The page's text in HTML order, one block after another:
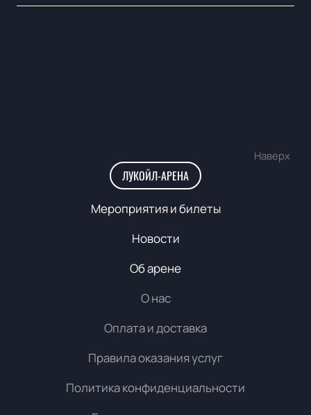
Наверх
ЛУКОЙЛ-АРЕНА
Мероприятия и билеты
Новости
Об арене
О нас
Оплата и доставка
Правила оказания услуг
Политика конфиденциальности